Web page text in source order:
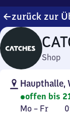
zurück zur
Shop
Haupthalle,
offen bis
Montag
Mo – Fr